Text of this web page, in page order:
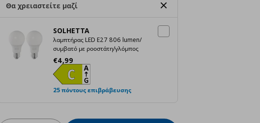
Θα χρειαστείτε μαζί
SOLHETTA
λαμπτήρας LED E27 806 lumen/
συμβατό με ροοστάτη/γλόμπος
€4,99
Τρέχουσα τιμή
25 πόντους επιβράβευσης